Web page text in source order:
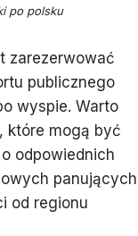
po polsku
zarezerwować
publicznego
wyspie. Warto
które mogą być
odpowiednich
panujących
od regionu